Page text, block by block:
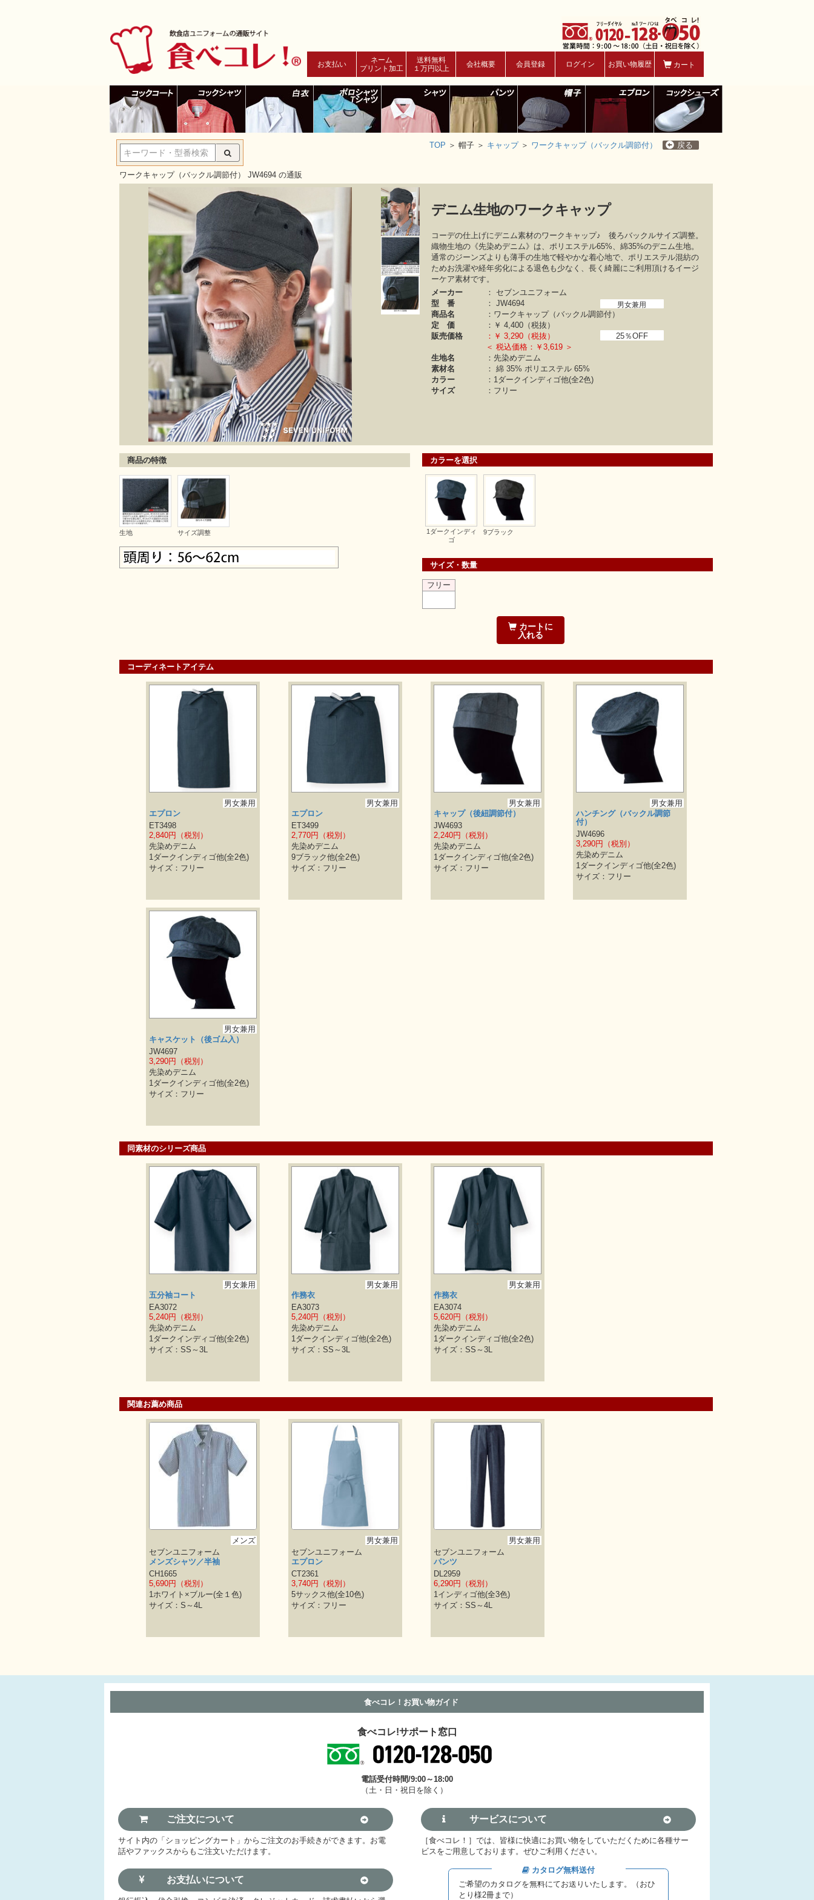
カート
お買い物履歴
ログイン
会員登録
会社概要
送料無料
１万円以上
ネーム
プリント加工
お支払い
TOP ＞ 帽子 ＞ キャップ＞ ワークキャップ（バックル調節付） 戻る
ワークキャップ（バックル調節付） JW4694 の通販
デニム生地のワークキャップ
コーデの仕上げにデニム素材のワークキャップ♪ 後ろバックルサイズ調整。
織物生地の《先染めデニム》は、ポリエステル65%、綿35%のデニム生地。
通常のジーンズよりも薄手の生地で軽やかな着心地で、ポリエステル混紡の
ためお洗濯や経年劣化による退色も少なく、長く綺麗にご利用頂けるイージ
ーケア素材です。
メーカー
：
セブンユニフォーム
型 番
：JW4694 男女兼用
商品名
：ワークキャップ（バックル調節付）
定 価
：￥4,400（税抜）
販売価格
：￥3,290（税抜）
25％OFF
＜ 税込価格：￥3,619 ＞
生地名
：先染めデニム
素材名
：綿 35% ポリエステル 65%
カラー
： 1ダークインディゴ他(全2色)
サイズ
：フリー
商品の特徴
生地 サイズ調整
カラーを選択
1ダークインディ
ゴ
9ブラック
サイズ・数量
フリー
カートに
入れる
コーディネートアイテム
男女兼用
エプロン
ET3498
2,840円（税別）
先染めデニム
1ダークインディゴ他(全2色)
サイズ：フリー
男女兼用
エプロン
ET3499
2,770円（税別）
先染めデニム
9ブラック他(全2色)
サイズ：フリー
男女兼用
キャップ（後紐調節付）
JW4693
2,240円（税別）
先染めデニム
1ダークインディゴ他(全2色)
サイズ：フリー
男女兼用
ハンチング（バックル調節
付）
JW4696
3,290円（税別）
先染めデニム
1ダークインディゴ他(全2色)
サイズ：フリー
男女兼用
キャスケット（後ゴム入）
JW4697
3,290円（税別）
先染めデニム
1ダークインディゴ他(全2色)
サイズ：フリー
同素材のシリーズ商品
男女兼用
五分袖コート
EA3072
5,240円（税別）
先染めデニム
1ダークインディゴ他(全2色)
サイズ：SS～3L
男女兼用
作務衣
EA3073
5,240円（税別）
先染めデニム
1ダークインディゴ他(全2色)
サイズ：SS～3L
男女兼用
作務衣
EA3074
5,620円（税別）
先染めデニム
1ダークインディゴ他(全2色)
サイズ：SS～3L
関連お薦め商品
メンズ
セブンユニフォーム
メンズシャツ／半袖
CH1665
5,690円（税別）
1ホワイト×ブルー(全１色)
サイズ：S～4L
男女兼用
セブンユニフォーム
エプロン
CT2361
3,740円（税別）
5サックス他(全10色)
サイズ：フリー
男女兼用
セブンユニフォーム
パンツ
DL2959
6,290円（税別）
1インディゴ他(全3色)
サイズ：SS～4L
食べコレ！お買い物ガイド
食べコレ!サポート窓口
電話受付時間/9:00～18:00
（土・日・祝日を除く）
ご注文について
サイト内の「ショッピングカート」からご注文のお手続きができます。お電
話やファックスからもご注文いただけます。
お支払いについて
サービスについて
［食べコレ！］では、皆様に快適にお買い物をしていただくために各種サー
ビスをご用意しております。ぜひご利用ください。
カタログ無料送付
ご希望のカタログを無料にてお送りいたします。（おひ
とり様2冊まで）